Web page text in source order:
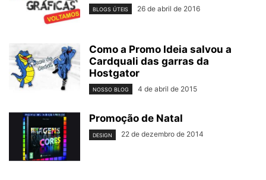
BLOGS ÚTEIS 26 de abril de 2016
Como a Promo Ideia salvou a
Cardquali das garras da
Hostgator
NOSSO BLOG 4 de abril de 2015
Promoção de Natal
DESIGN 22 de dezembro de 2014